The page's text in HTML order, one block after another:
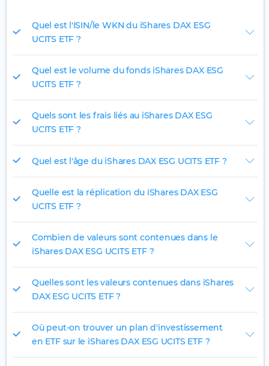
Quel est l'ISIN/le WKN du iShares DAX ESG
UCITS ETF ?
Quel est le volume du fonds iShares DAX ESG
UCITS ETF ?
Quels sont les frais liés au iShares DAX ESG
UCITS ETF ?
Quel est l'âge du iShares DAX ESG UCITS ETF ?
Quelle est la réplication du iShares DAX ESG
UCITS ETF ?
Combien de valeurs sont contenues dans le
iShares DAX ESG UCITS ETF ?
Quelles sont les valeurs contenues dans iShares
DAX ESG UCITS ETF ?
Où peut-on trouver un plan d'investissement
en ETF sur le iShares DAX ESG UCITS ETF ?